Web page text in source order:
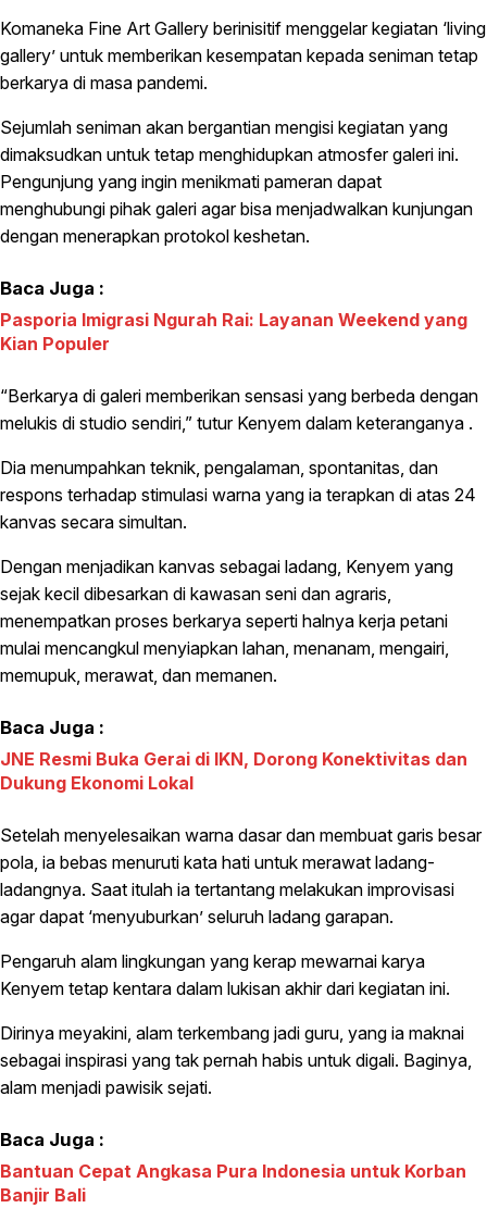
Komaneka Fine Art Gallery berinisitif menggelar kegiatan ‘living
gallery’ untuk memberikan kesempatan kepada seniman tetap
berkarya di masa pandemi.
Sejumlah seniman akan bergantian mengisi kegiatan yang
dimaksudkan untuk tetap menghidupkan atmosfer galeri ini.
Pengunjung yang ingin menikmati pameran dapat
menghubungi pihak galeri agar bisa menjadwalkan kunjungan
dengan menerapkan protokol keshetan.
Baca Juga :
Pasporia Imigrasi Ngurah Rai: Layanan Weekend yang
Kian Populer
“Berkarya di galeri memberikan sensasi yang berbeda dengan
melukis di studio sendiri,” tutur Kenyem dalam keteranganya .
Dia menumpahkan teknik, pengalaman, spontanitas, dan
respons terhadap stimulasi warna yang ia terapkan di atas 24
kanvas secara simultan.
Dengan menjadikan kanvas sebagai ladang, Kenyem yang
sejak kecil dibesarkan di kawasan seni dan agraris,
menempatkan proses berkarya seperti halnya kerja petani
mulai mencangkul menyiapkan lahan, menanam, mengairi,
memupuk, merawat, dan memanen.
Baca Juga :
JNE Resmi Buka Gerai di IKN, Dorong Konektivitas dan
Dukung Ekonomi Lokal
Setelah menyelesaikan warna dasar dan membuat garis besar
pola, ia bebas menuruti kata hati untuk merawat ladang-
ladangnya. Saat itulah ia tertantang melakukan improvisasi
agar dapat ‘menyuburkan’ seluruh ladang garapan.
Pengaruh alam lingkungan yang kerap mewarnai karya
Kenyem tetap kentara dalam lukisan akhir dari kegiatan ini.
Dirinya meyakini, alam terkembang jadi guru, yang ia maknai
sebagai inspirasi yang tak pernah habis untuk digali. Baginya,
alam menjadi pawisik sejati.
Baca Juga :
Bantuan Cepat Angkasa Pura Indonesia untuk Korban
Banjir Bali